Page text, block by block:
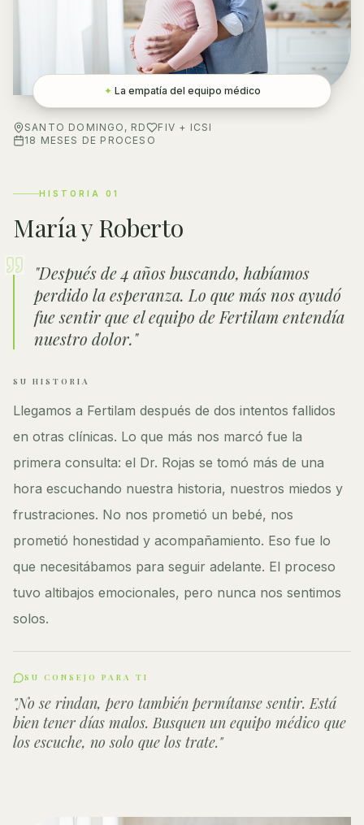
✦ La empatía del equipo médico
SANTO DOMINGO, RD
FIV + ICSI
18 MESES DE PROCESO
HISTORIA 01
María y Roberto
"Después de 4 años buscando, habíamos
perdido la esperanza. Lo que más nos ayudó
fue sentir que el equipo de Fertilam entendía
nuestro dolor."
SU HISTORIA
Llegamos a Fertilam después de dos intentos fallidos
en otras clínicas. Lo que más nos marcó fue la
primera consulta: el Dr. Rojas se tomó más de una
hora escuchando nuestra historia, nuestros miedos y
frustraciones. No nos prometió un bebé, nos
prometió honestidad y acompañamiento. Eso fue lo
que necesitábamos para seguir adelante. El proceso
tuvo altibajos emocionales, pero nunca nos sentimos
solos.
SU CONSEJO PARA TI
"No se rindan, pero también permítanse sentir. Está
bien tener días malos. Busquen un equipo médico que
los escuche, no solo que los trate."